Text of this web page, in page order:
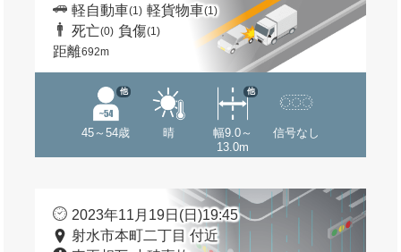
軽自動車(1) 軽貨物車(1)
死亡(0) 負傷(1)
距離692m
45～54歳
他
晴
幅9.0～
13.0m
他
信号なし
2023年11月19日(日)19:45
射水市本町二丁目 付近